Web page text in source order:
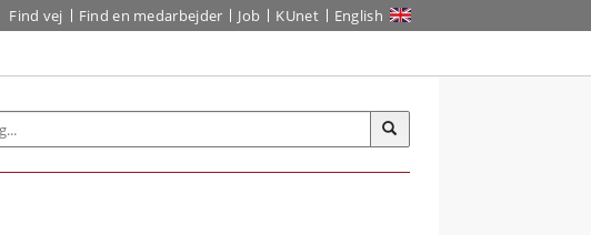
Find vej Find en medarbejder Job KUnet English